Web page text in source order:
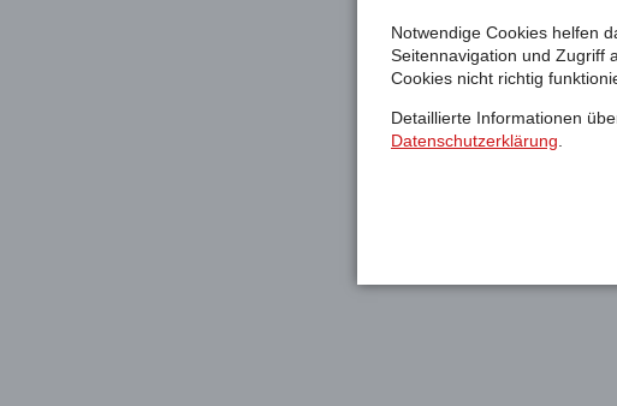
Notwendige Cookies helfen
Seitennavigation und Zugriff
Cookies nicht richtig
Detaillierte Informationen
Datenschutzerklärung.